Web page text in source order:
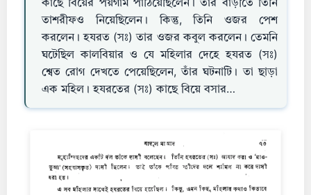
কাছে বিয়ের পয়গাম পাঠিয়েছিলেন। তার বাড়ীতে তিনি
তাশরীফও নিয়েছিলেন। কিন্তু, তিনি ওজর পেশ
করলেন। হযরত (সঃ) তার ওজর কবুল করলেন। তেমনি
ঘটেছিল কালবিয়ার ও যে মহিলার দেহে হযরত (সঃ)
শ্বেত রোগ দেখতে পেয়েছিলেন, তাঁর ঘটনাটি। তা ছাড়া
এক মহিল। হযরতের (সঃ) কাছে বিয়ে বসার…